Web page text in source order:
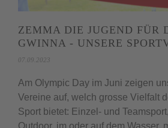
ZEMMA DIE JUGEND FÜR
GWINNA - UNSERE
07.09.2023
Am Olympic Day im Juni zeigen
Vereine auf, welch grosse Vielfalt
Sport bietet: Einzel- und